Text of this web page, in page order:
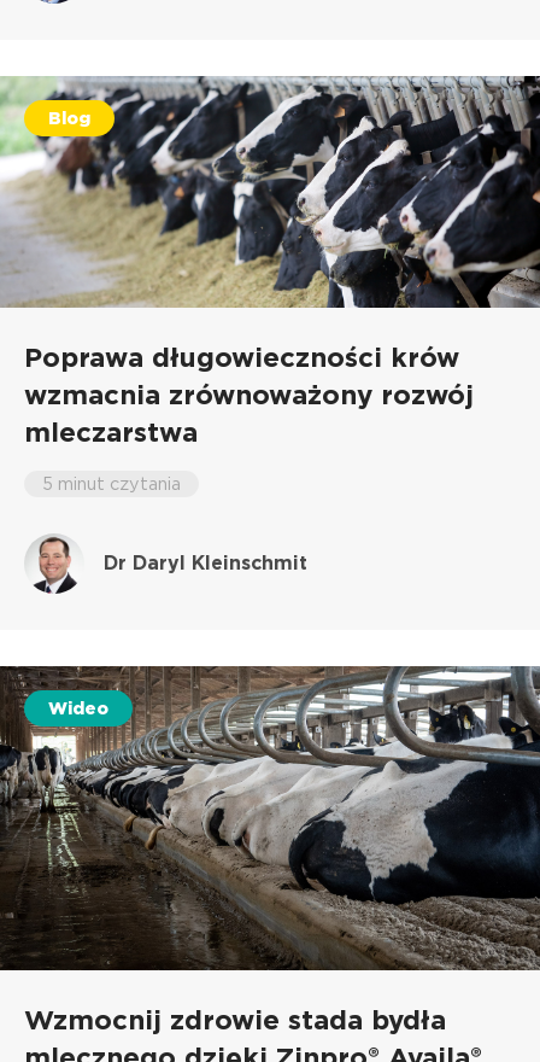
Blog
Poprawa długowieczności krów
wzmacnia zrównoważony rozwój
mleczarstwa
5 minut czytania
Dr Daryl Kleinschmit
Wideo
Wzmocnij zdrowie stada bydła